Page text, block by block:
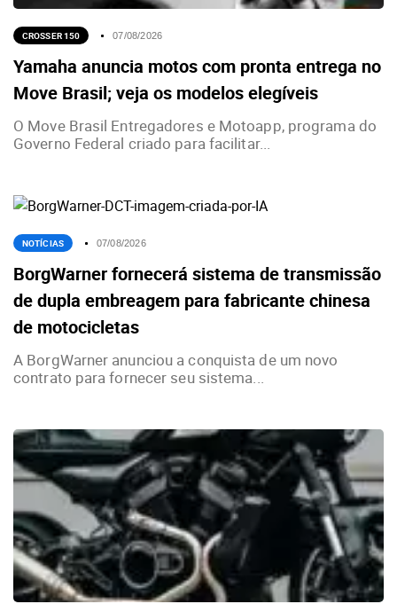
CROSSER 150 07/08/2026
Yamaha anuncia motos com pronta entrega no
Move Brasil; veja os modelos elegíveis
O Move Brasil Entregadores e Motoapp, programa do
Governo Federal criado para facilitar...
NOTÍCIAS 07/08/2026
BorgWarner fornecerá sistema de transmissão
de dupla embreagem para fabricante chinesa
de motocicletas
A BorgWarner anunciou a conquista de um novo
contrato para fornecer seu sistema...